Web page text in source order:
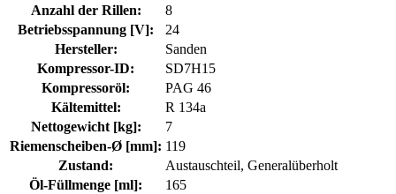
Anzahl der Rillen:
8
Betriebsspannung [V]:
24
Hersteller:
Sanden
Kompressor-ID:
SD7H15
Kompressoröl:
PAG 46
Kältemittel:
R 134a
Nettogewicht [kg]:
7
Riemenscheiben-Ø [mm]: 119
Zustand:
Austauschteil, Generalüberholt
Öl-Füllmenge [ml]:
165